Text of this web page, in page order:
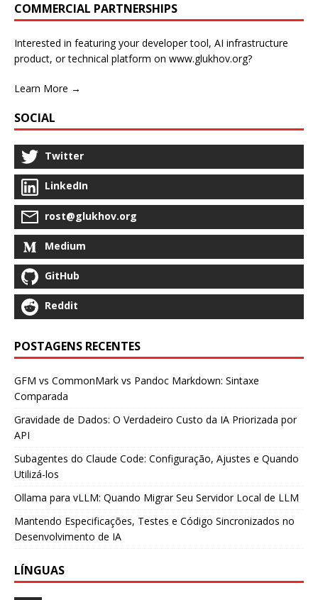
COMMERCIAL PARTNERSHIPS
Interested in featuring your developer tool, AI infrastructure
product, or technical platform on www.glukhov.org?
Learn More →
SOCIAL
Twitter
LinkedIn
rost@glukhov.org
Medium
GitHub
Reddit
POSTAGENS RECENTES
GFM vs CommonMark vs Pandoc Markdown: Sintaxe
Comparada
Gravidade de Dados: O Verdadeiro Custo da IA Priorizada por
API
Subagentes do Claude Code: Configuração, Ajustes e Quando
Utilizá-los
Ollama para vLLM: Quando Migrar Seu Servidor Local de LLM
Mantendo Especificações, Testes e Código Sincronizados no
Desenvolvimento de IA
LÍNGUAS